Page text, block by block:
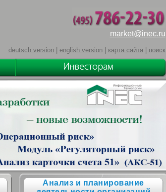
market@inec.ru
deutsch version| english version| карта сайта| поиск
Анализ и планирование